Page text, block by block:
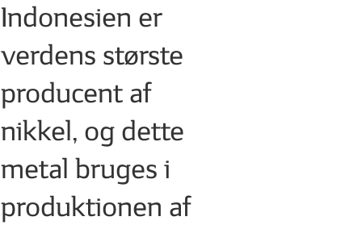
Indonesien er
verdens største
producent af
nikkel, og dette
metal bruges i
produktionen af